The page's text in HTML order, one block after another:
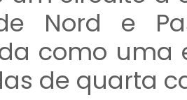
Nord e
como uma
de quarta